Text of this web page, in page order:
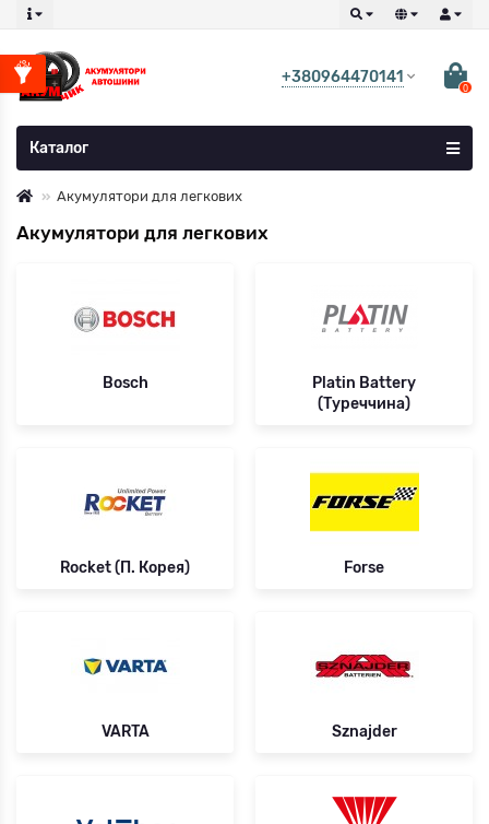
+380964470141
0
Каталог
Акумулятори для легкових
Акумулятори для легкових
Bosch
Platin Battery
(Туреччина)
Rocket (П. Корея) Forse
VARTA Sznajder